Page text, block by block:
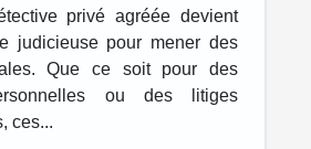
privé agréée devient
judicieuse pour mener des
Que ce soit pour des
ou des litiges
ces...